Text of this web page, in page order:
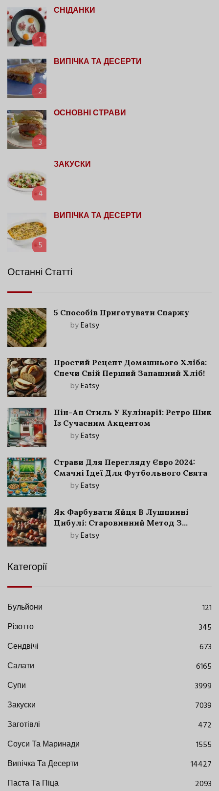
1
СНІДАНКИ
2
ВИПІЧКА ТА ДЕСЕРТИ
3
ОСНОВНІ СТРАВИ
4
ЗАКУСКИ
5
ВИПІЧКА ТА ДЕСЕРТИ
Останні Статті
5 Способів Приготувати Спаржу
byEatsy
Простий Рецепт Домашнього Хліба:
Спечи Свій Перший Запашний Хліб!
byEatsy
Пін-Ап Стиль У Кулінарії: Ретро Шик
Із Сучасним Акцентом
byEatsy
Страви Для Перегляду Євро 2024:
Смачні Ідеї Для Футбольного Свята
byEatsy
Як Фарбувати Яйця В Лушпинні
Цибулі: Старовинний Метод З
Сучасними Нюансами
byEatsy
Категорії
Бульйони
121
Різотто
345
Сендвічі
673
Салати
6165
Супи
3999
Закуски
7039
Заготівлі
472
Соуси Та Маринади
1555
Випічка Та Десерти
14427
Паста Та Піца
2093